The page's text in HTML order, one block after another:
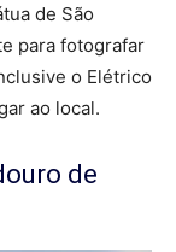
de São
para fotografar
o Elétrico
ao local.
de